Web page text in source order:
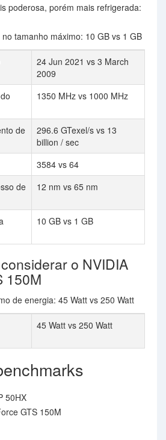
poderosa, porém mais refrigerada:
tamanho máximo: 10 GB vs 1 GB
24 Jun 2021 vs 3 March
2009
1350 MHz vs 1000 MHz
de
296.6 GTexel/s vs 13
billion / sec
3584 vs 64
de
12 nm vs 65 nm
10 GB vs 1 GB
o NVIDIA
150M
de energia: 45 Watt vs 250 Watt
45 Watt vs 250 Watt
50HX
GTS 150M